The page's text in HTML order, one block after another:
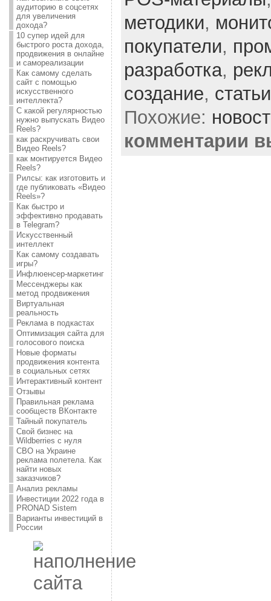
аудиторию в соцсетях
для увеличения
дохода?
10 супер идей для
быстрого роста дохода,
продвижения в онлайне
и самореализации
Как самому сделать
сайт с помощью
искусственного
интеллекта?
С какой регулярностью
нужно выпускать Видео
Reels?
как раскручивать свои
Видео Reels?
как монтируется Видео
Reels?
Рилсы: как изготовить и
где публиковать «Видео
Reels»?
Как быстро и
эффективно продавать
в Telegram?
Искусственный
интеллект
Как самому создавать
игры?
Инфлюенсер-маркетинг
Мессенджеры как
метод продвижения
Виртуальная
реальность
Реклама в подкастах
Оптимизация сайта для
голосового поиска
Новые форматы
продвижения контента
в социальных сетях
Интерактивный контент
Отзывы
Правильная реклама
сообществ ВКонтакте
Тайный покупатель
Свой бизнес на
Wildberries с нуля
СВО на Украине
реклама полетела. Как
найти новых
заказчиков?
Анализ рекламы
Инвестиции 2022 года в
PRONAD Sistem
Варианты инвестиций в
России
методики,
покупатели,
разработка,
создание, статьи
Похожие:
комментарии